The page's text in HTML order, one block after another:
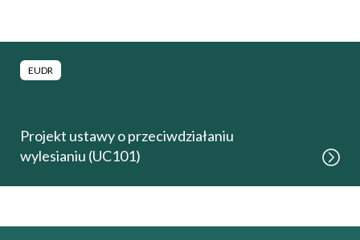
EUDR
Projekt ustawy o przeciwdziałaniu
wylesianiu (UC101)